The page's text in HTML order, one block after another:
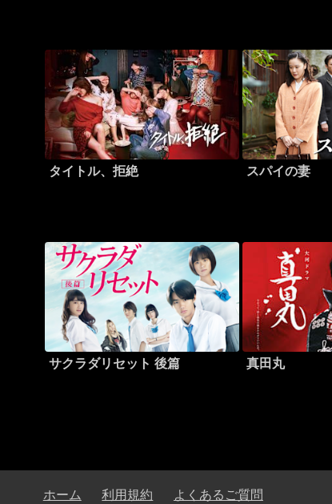
タイトル、拒絶 スパイの妻
サクラダリセット 後篇 真田丸
ホーム 利用規約 よくあるご質問